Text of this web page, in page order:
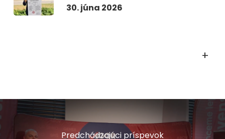
30. júna 2026
+
Predchádzajúci príspevok